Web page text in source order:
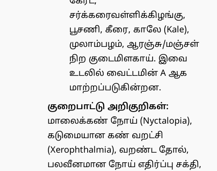
சர்க்கரைவள்ளிக்கிழங்கு,
பூசணி, கீரை, காலே (Kale),
முலாம்பழம், ஆரஞ்சு/மஞ்சள்
நிற குடைமிளகாய். இவை
உடலில் வைட்டமின் A ஆக
மாற்றப்படுகின்றன.
குறைபாட்டு அறிகுறிகள்:
மாலைக்கண் நோய் (Nyctalopia),
கடுமையான கண் வறட்சி
(Xerophthalmia), வறண்ட தோல்,
பலவீனமான நோய் எதிர்ப்பு சக்தி,